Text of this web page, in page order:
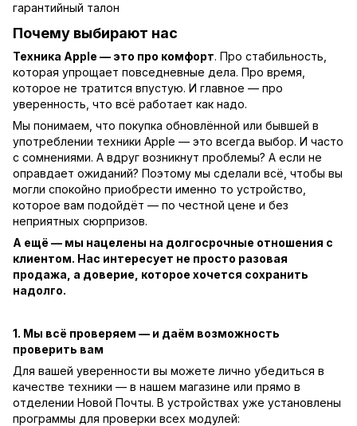
гарантийный талон
Почему выбирают нас
Техника Apple — это про комфорт. Про стабильность,
которая упрощает повседневные дела. Про время,
которое не тратится впустую. И главное — про
уверенность, что всё работает как надо.
Мы понимаем, что покупка обновлённой или бывшей в
употреблении техники Apple — это всегда выбор. И часто
с сомнениями. А вдруг возникнут проблемы? А если не
оправдает ожиданий? Поэтому мы сделали всё, чтобы вы
могли спокойно приобрести именно то устройство,
которое вам подойдёт — по честной цене и без
неприятных сюрпризов.
А ещё — мы нацелены на долгосрочные отношения с
клиентом. Нас интересует не просто разовая
продажа, а доверие, которое хочется сохранить
надолго.
1. Мы всё проверяем — и даём возможность
проверить вам
Для вашей уверенности вы можете лично убедиться в
качестве техники — в нашем магазине или прямо в
отделении Новой Почты. В устройствах уже установлены
программы для проверки всех модулей: